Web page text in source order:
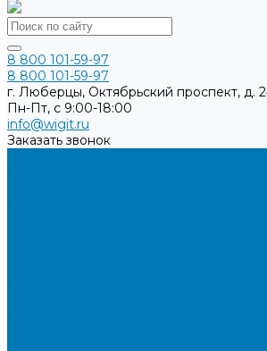
8 800 101-59-97
8 800 101-59-97
г. Люберцы, Октябрьский проспект, д.
Пн-Пт, с 9:00-18:00
info@wigit.ru
Заказать звонок